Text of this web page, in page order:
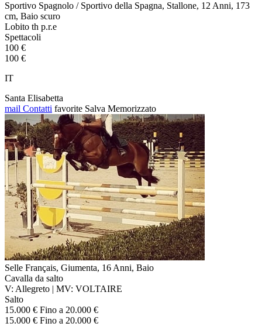
Sportivo Spagnolo / Sportivo della Spagna, Stallone, 12 Anni, 173
cm, Baio scuro
Lobito th p.r.e
Spettacoli
100 €
100 €
IT
Santa Elisabetta
mail Contatti favorite Salva Memorizzato
Selle Français, Giumenta, 16 Anni, Baio
Cavalla da salto
V: Allegreto | MV: VOLTAIRE
Salto
15.000 € Fino a 20.000 €
15.000 € Fino a 20.000 €